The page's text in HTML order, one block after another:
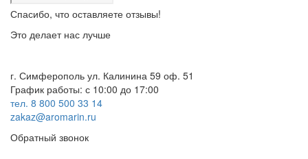
Спасибо, что оставляете отзывы!
Это делает нас лучше
г. Симферополь ул. Калинина 59 оф. 51
График работы: с 10:00 до 17:00
тел. 8 800 500 33 14
zakaz@aromarin.ru
Обратный звонок